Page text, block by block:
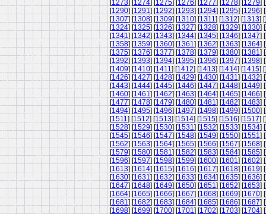
[1273] [1274] [1275] [1276] [1277] [1278] [1279] [
[1290] [1291] [1292] [1293] [1294] [1295] [1296] [
[1307] [1308] [1309] [1310] [1311] [1312] [1313] [
[1324] [1325] [1326] [1327] [1328] [1329] [1330] [
[1341] [1342] [1343] [1344] [1345] [1346] [1347] [
[1358] [1359] [1360] [1361] [1362] [1363] [1364] [
[1375] [1376] [1377] [1378] [1379] [1380] [1381] [
[1392] [1393] [1394] [1395] [1396] [1397] [1398] [
[1409] [1410] [1411] [1412] [1413] [1414] [1415] [
[1426] [1427] [1428] [1429] [1430] [1431] [1432] [
[1443] [1444] [1445] [1446] [1447] [1448] [1449] [
[1460] [1461] [1462] [1463] [1464] [1465] [1466] [
[1477] [1478] [1479] [1480] [1481] [1482] [1483] [
[1494] [1495] [1496] [1497] [1498] [1499] [1500] [
[1511] [1512] [1513] [1514] [1515] [1516] [1517] [
[1528] [1529] [1530] [1531] [1532] [1533] [1534] [
[1545] [1546] [1547] [1548] [1549] [1550] [1551] [
[1562] [1563] [1564] [1565] [1566] [1567] [1568] [
[1579] [1580] [1581] [1582] [1583] [1584] [1585] [
[1596] [1597] [1598] [1599] [1600] [1601] [1602] [
[1613] [1614] [1615] [1616] [1617] [1618] [1619] [
[1630] [1631] [1632] [1633] [1634] [1635] [1636] [
[1647] [1648] [1649] [1650] [1651] [1652] [1653] [
[1664] [1665] [1666] [1667] [1668] [1669] [1670] [
[1681] [1682] [1683] [1684] [1685] [1686] [1687] [
[1698] [1699] [1700] [1701] [1702] [1703] [1704] [